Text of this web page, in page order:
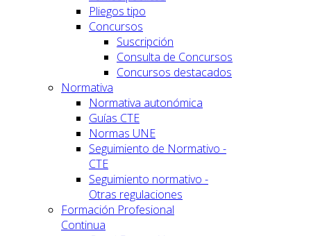
Pliegos tipo
Concursos
Suscripción
Consulta de Concursos
Concursos destacados
Normativa
Normativa autonómica
Guías CTE
Normas UNE
Seguimiento de Normativo -
CTE
Seguimiento normativo -
Otras regulaciones
Formación Profesional
Continua